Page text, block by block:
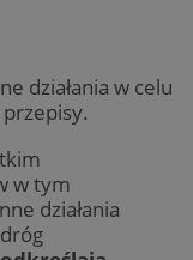
działania w celu
w tym
działania